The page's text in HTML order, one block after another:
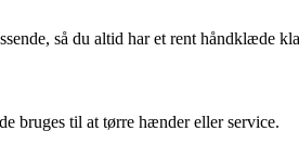
så du altid har et rent håndklæde
bruges til at tørre hænder eller service.